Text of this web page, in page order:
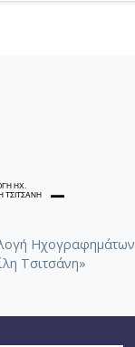
Ηχογραφημάτων
Τσιτσάνη»